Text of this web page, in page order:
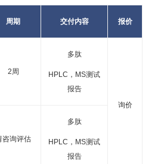
周期 交付内容 报价
2周
多肽
HPLC，MS测试
报告
询价
咨询评估
多肽
HPLC，MS测试
报告